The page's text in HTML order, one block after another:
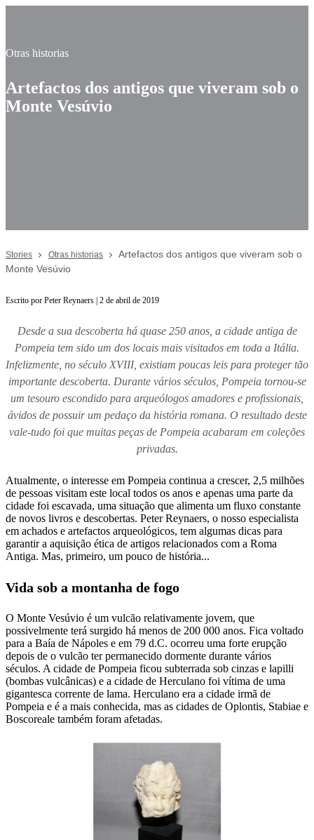
Otras historias
Artefactos dos antigos que viveram sob o
Monte Vesúvio
Stories Otras historias
Artefactos dos antigos que viveram sob o
Monte Vesúvio
Escrito por Peter Reynaers | 2 de abril de 2019
Desde a sua descoberta há quase 250 anos, a cidade antiga de
Pompeia tem sido um dos locais mais visitados em toda a Itália.
Infelizmente, no século XVIII, existiam poucas leis para proteger tão
importante descoberta. Durante vários séculos, Pompeia tornou-se
um tesouro escondido para arqueólogos amadores e profissionais,
ávidos de possuir um pedaço da história romana. O resultado deste
vale-tudo foi que muitas peças de Pompeia acabaram em coleções
privadas.
Atualmente, o interesse em Pompeia continua a crescer, 2,5 milhões
de pessoas visitam este local todos os anos e apenas uma parte da
cidade foi escavada, uma situação que alimenta um fluxo constante
de novos livros e descobertas. Peter Reynaers, o nosso especialista
em achados e artefactos arqueológicos, tem algumas dicas para
garantir a aquisição ética de artigos relacionados com a Roma
Antiga. Mas, primeiro, um pouco de história...
Vida sob a montanha de fogo
O Monte Vesúvio é um vulcão relativamente jovem, que
possivelmente terá surgido há menos de 200 000 anos. Fica voltado
para a Baía de Nápoles e em 79 d.C. ocorreu uma forte erupção
depois de o vulcão ter permanecido dormente durante vários
séculos. A cidade de Pompeia ficou subterrada sob cinzas e lapilli
(bombas vulcânicas) e a cidade de Herculano foi vítima de uma
gigantesca corrente de lama. Herculano era a cidade irmã de
Pompeia e é a mais conhecida, mas as cidades de Oplontis, Stabiae e
Boscoreale também foram afetadas.